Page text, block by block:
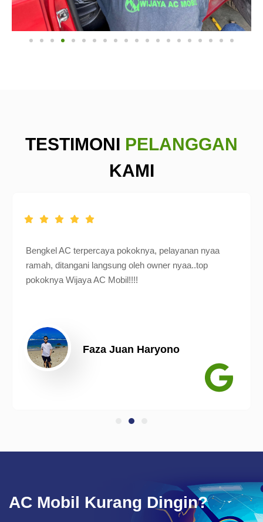
TESTIMONI PELANGGAN
KAMI
Bengkel AC terpercaya pokoknya, pelayanan nyaa
ramah, ditangani langsung oleh owner nyaa..top
pokoknya Wijaya AC Mobil!!!!
Faza Juan Haryono
AC Mobil Kurang Dingin?